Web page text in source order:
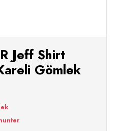
Jeff Shirt
Gömlek